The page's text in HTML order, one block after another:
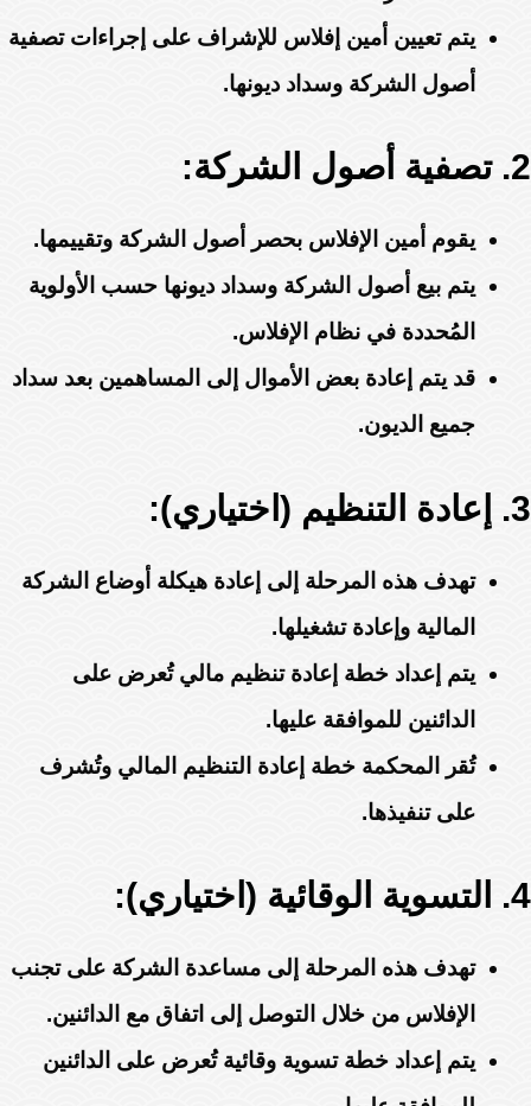
يتم تعيين أمين إفلاس للإشراف على إجراءات تصفية
أصول الشركة وسداد ديونها.
2. تصفية أصول الشركة:
يقوم أمين الإفلاس بحصر أصول الشركة وتقييمها.
يتم بيع أصول الشركة وسداد ديونها حسب الأولوية
المُحددة في نظام الإفلاس.
قد يتم إعادة بعض الأموال إلى المساهمين بعد سداد
جميع الديون.
3. إعادة التنظيم (اختياري):
تهدف هذه المرحلة إلى إعادة هيكلة أوضاع الشركة
المالية وإعادة تشغيلها.
يتم إعداد خطة إعادة تنظيم مالي تُعرض على
الدائنين للموافقة عليها.
تُقر المحكمة خطة إعادة التنظيم المالي وتُشرف
على تنفيذها.
4. التسوية الوقائية (اختياري):
تهدف هذه المرحلة إلى مساعدة الشركة على تجنب
الإفلاس من خلال التوصل إلى اتفاق مع الدائنين.
يتم إعداد خطة تسوية وقائية تُعرض على الدائنين